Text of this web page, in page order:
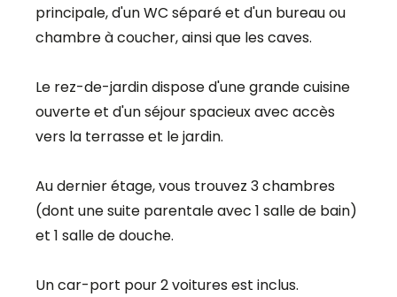
principale, d'un WC séparé et d'un bureau ou
chambre à coucher, ainsi que les caves.
Le rez-de-jardin dispose d'une grande cuisine
ouverte et d'un séjour spacieux avec accès
vers la terrasse et le jardin.
Au dernier étage, vous trouvez 3 chambres
(dont une suite parentale avec 1 salle de bain)
et 1 salle de douche.
Un car-port pour 2 voitures est inclus.